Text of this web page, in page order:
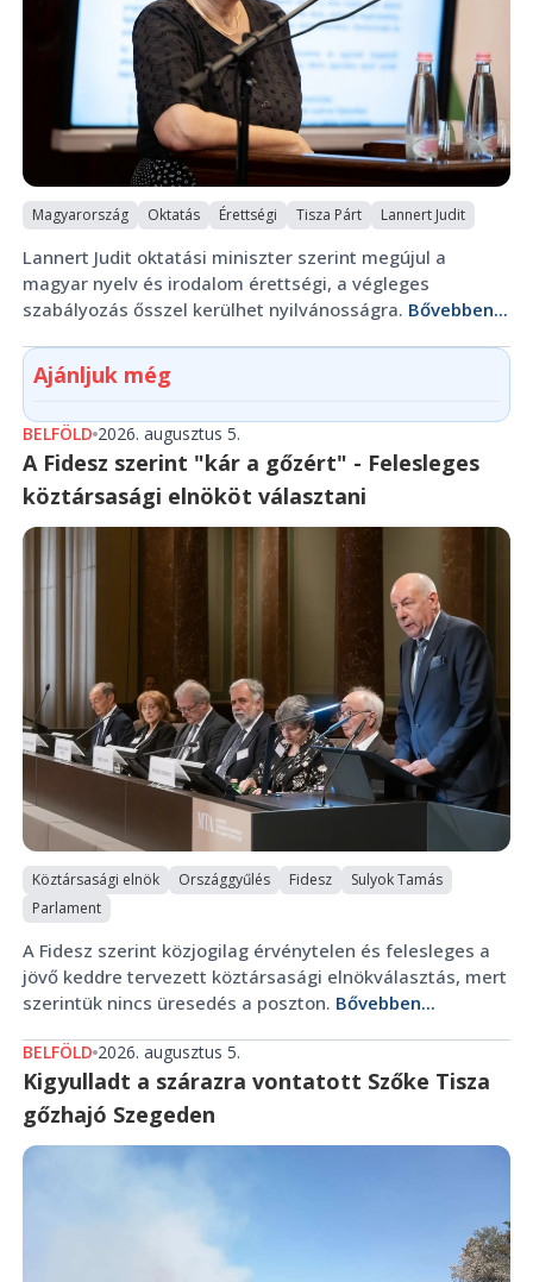
Magyarország Oktatás Érettségi Tisza Párt Lannert Judit
Lannert Judit oktatási miniszter szerint megújul a
magyar nyelv és irodalom érettségi, a végleges
szabályozás ősszel kerülhet nyilvánosságra. Bővebben...
Ajánljuk még
BELFÖLD 2026. augusztus 5.
A Fidesz szerint "kár a gőzért" - Felesleges
köztársasági elnököt választani
Köztársasági elnök Országgyűlés Fidesz
Sulyok Tamás
Parlament
A Fidesz szerint közjogilag érvénytelen és felesleges a
jövő keddre tervezett köztársasági elnökválasztás, mert
szerintük nincs üresedés a poszton. Bővebben...
BELFÖLD 2026. augusztus 5.
Kigyulladt a szárazra vontatott Szőke Tisza
gőzhajó Szegeden